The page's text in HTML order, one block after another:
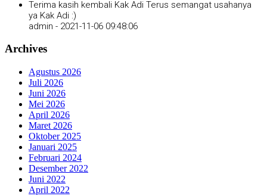
Terima kasih kembali Kak Adi Terus semangat usahanya
ya Kak Adi :)
admin - 2021-11-06 09:48:06
Archives
Agustus 2026
Juli 2026
Juni 2026
Mei 2026
April 2026
Maret 2026
Oktober 2025
Januari 2025
Februari 2024
Desember 2022
Juni 2022
April 2022